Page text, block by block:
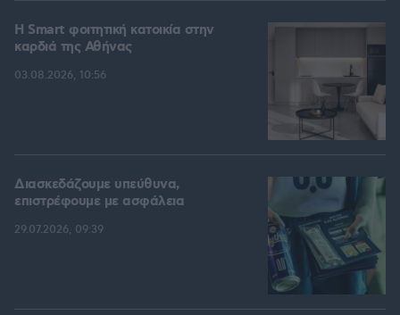
Η Smart φοιτητική κατοικία στην
καρδιά της Αθήνας
03.08.2026, 10:56
Διασκεδάζουμε υπεύθυνα,
επιστρέφουμε με ασφάλεια
29.07.2026, 09:39